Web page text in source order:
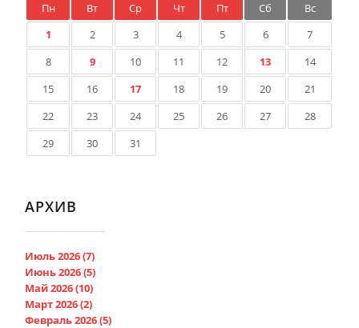
Пн Вт Ср Чт Пт Сб
Вс
1
2 3 4 5 6
7
8
9 10 11 12 13
14
15
16 17 18 19 20
21
22
23 24 25 26 27
28
29
30 31
АРХИВ
Июль 2026 (7)
Июнь 2026 (5)
Май 2026 (10)
Март 2026 (2)
Февраль 2026 (5)